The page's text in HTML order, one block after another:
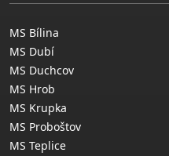
MS Bílina
MS Dubí
MS Duchcov
MS Hrob
MS Krupka
MS Proboštov
MS Teplice